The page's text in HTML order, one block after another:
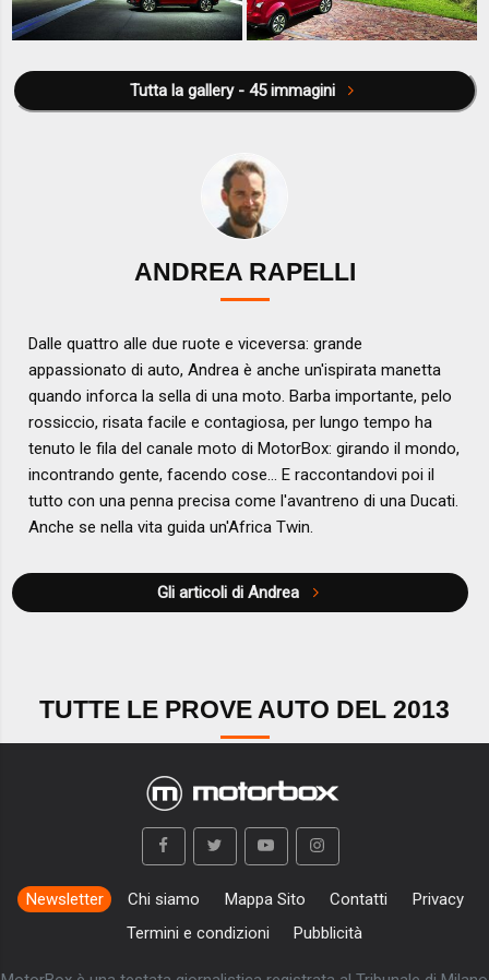
Tutta la gallery - 45 immagini
ANDREA RAPELLI
Dalle quattro alle due ruote e viceversa: grande
appassionato di auto, Andrea è anche un'ispirata manetta
quando inforca la sella di una moto. Barba importante, pelo
rossiccio, risata facile e contagiosa, per lungo tempo ha
tenuto le fila del canale moto di MotorBox: girando il mondo,
incontrando gente, facendo cose... E raccontandovi poi il
tutto con una penna precisa come l'avantreno di una Ducati.
Anche se nella vita guida un'Africa Twin.
Gli articoli di Andrea
TUTTE LE PROVE AUTO DEL 2013
Newsletter Chi siamo Mappa Sito Contatti
Privacy
Termini e condizioni
Pubblicità